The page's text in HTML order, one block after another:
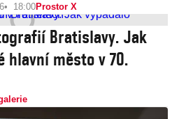
18:00Prostor X
Bratislavy. Jak
hlavní město v 70.